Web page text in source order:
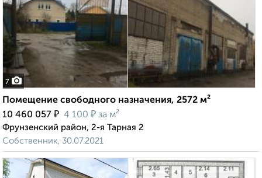
7
Помещение свободного назначения, 2572 м²
10 460 057 ₽ 4 100 ₽ за м²
Фрунзенский район, 2-я Тарная 2
Собственник, 30.07.2021